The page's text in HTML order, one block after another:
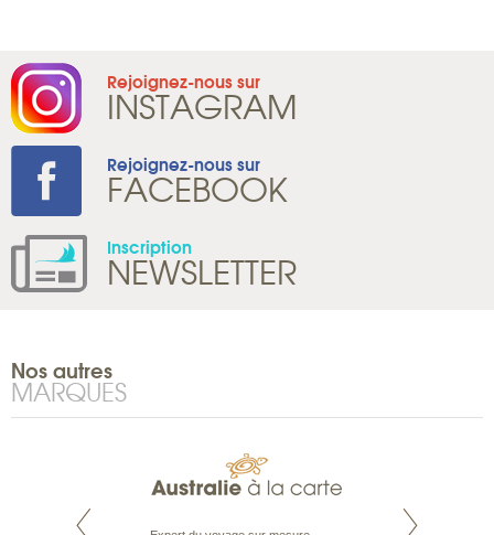
Rejoignez-nous sur
INSTAGRAM
Rejoignez-nous sur
FACEBOOK
Inscription
NEWSLETTER
Nos autres
MARQUES